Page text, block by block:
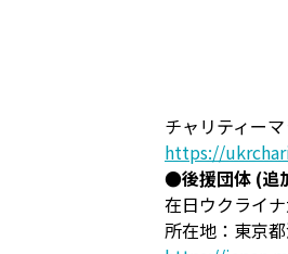
チャリティー
https://
●後援団体 (追
在日ウクライ
所在地：東京